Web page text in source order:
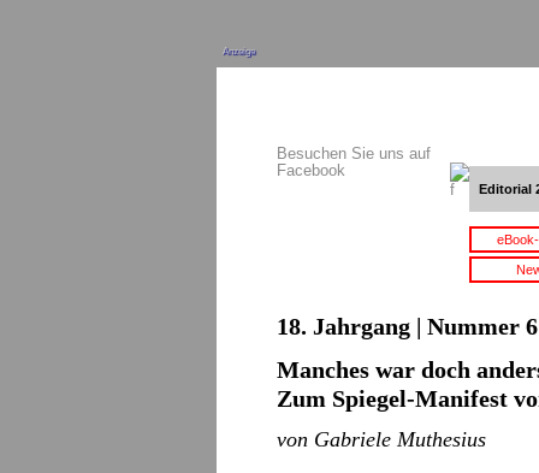
Anzeige
Besuchen Sie uns auf
Facebook
Editorial
18. Jahrgang | Nummer
Manches war doch
Zum Spiegel-Manifest
von Gabriele Muthesius